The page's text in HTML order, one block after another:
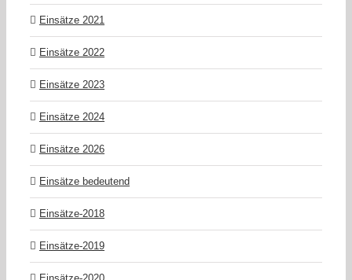
Einsätze 2021
Einsätze 2022
Einsätze 2023
Einsätze 2024
Einsätze 2026
Einsätze bedeutend
Einsätze-2018
Einsätze-2019